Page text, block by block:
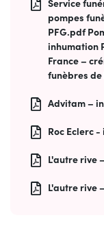
Service
pompes
PFG.pdf
inhumation
France –
funèbres
Advitam –
Roc Eclerc
L'autre rive
L'autre rive